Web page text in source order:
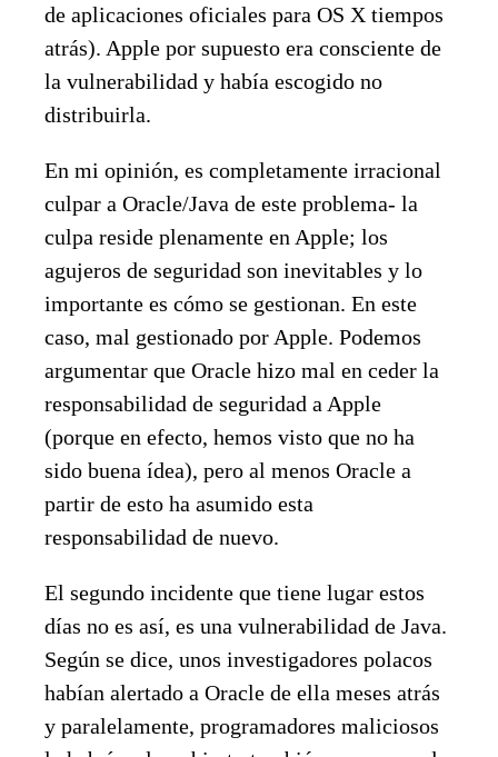
de aplicaciones oficiales para OS X tiempos
atrás). Apple por supuesto era consciente de
la vulnerabilidad y había escogido no
distribuirla.
En mi opinión, es completamente irracional
culpar a Oracle/Java de este problema- la
culpa reside plenamente en Apple; los
agujeros de seguridad son inevitables y lo
importante es cómo se gestionan. En este
caso, mal gestionado por Apple. Podemos
argumentar que Oracle hizo mal en ceder la
responsabilidad de seguridad a Apple
(porque en efecto, hemos visto que no ha
sido buena ídea), pero al menos Oracle a
partir de esto ha asumido esta
responsabilidad de nuevo.
El segundo incidente que tiene lugar estos
días no es así, es una vulnerabilidad de Java.
Según se dice, unos investigadores polacos
habían alertado a Oracle de ella meses atrás
y paralelamente, programadores maliciosos